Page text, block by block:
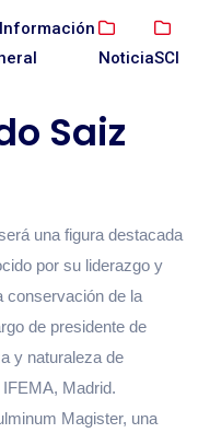
Información
NoticiaSCI
Saiz
una figura destacada
por su liderazgo y
conservación de la
de presidente de
y naturaleza de
Madrid.
Magister, una